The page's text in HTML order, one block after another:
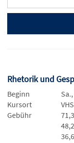
Rhetorik und
Beginn
Kursort
Gebühr